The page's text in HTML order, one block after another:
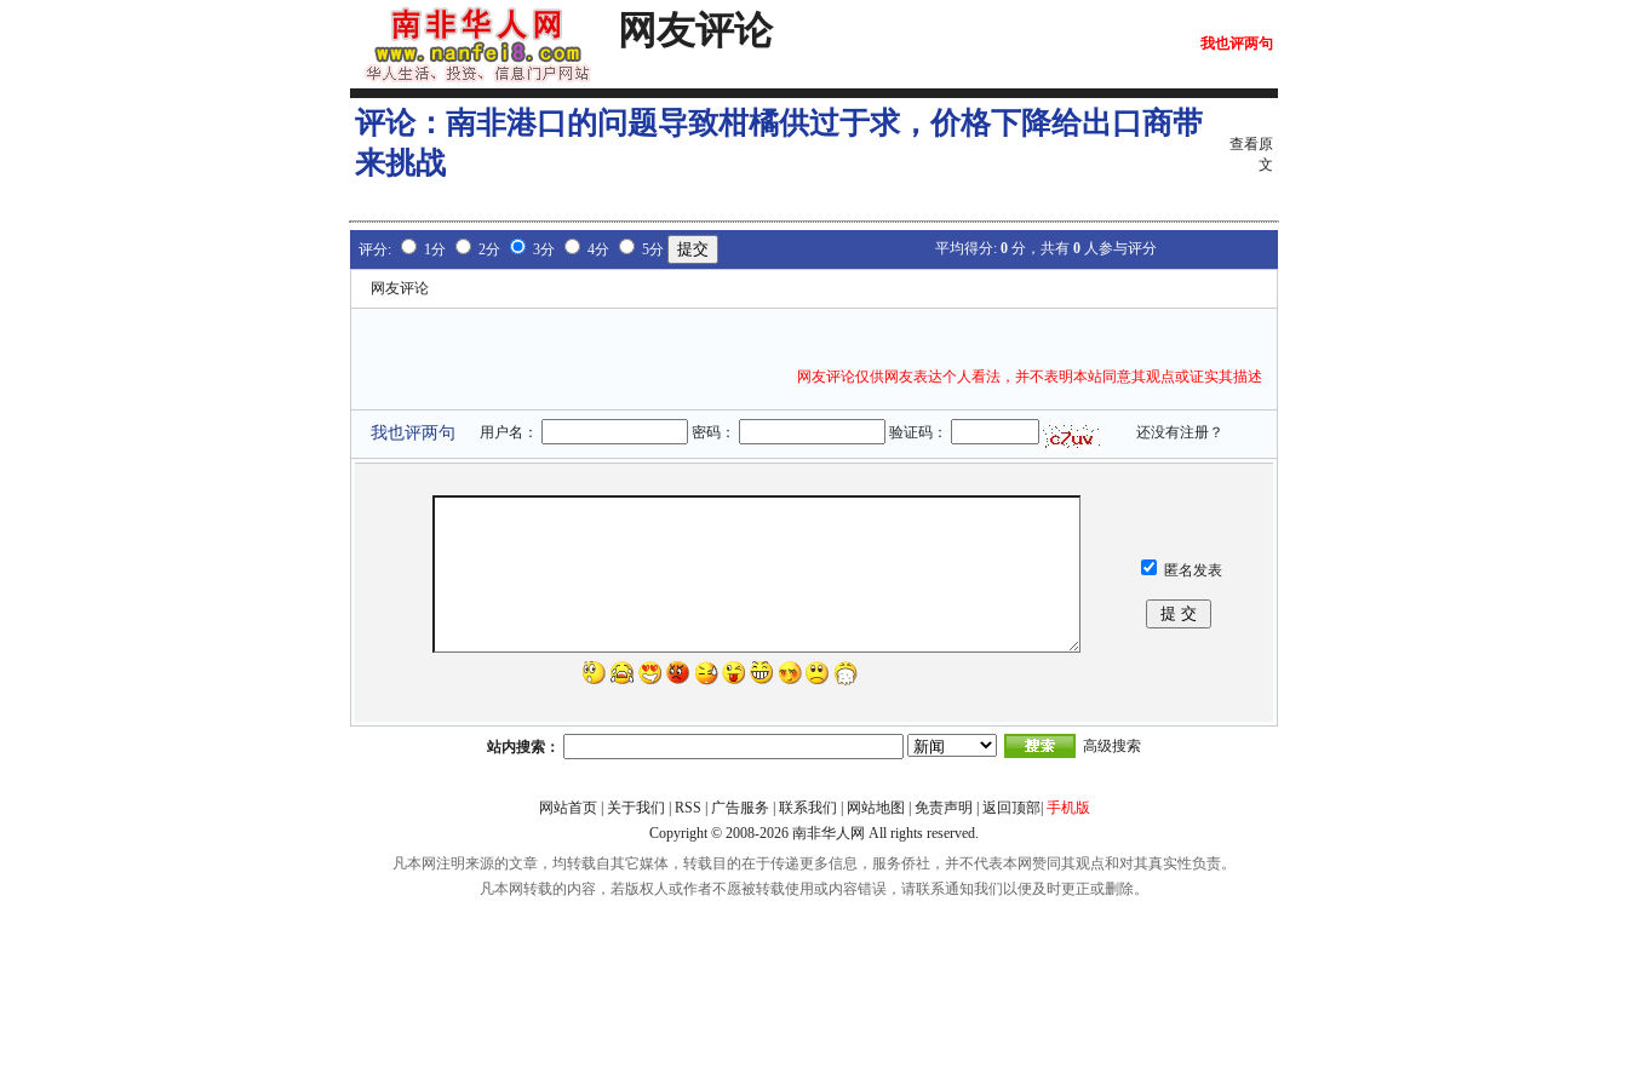
网友评论 我也评两句
评论： 南非港口的问题导致柑橘供过于求，价格下降给出口商带
来挑战
查看原
文
评分: 1分 2分 3分 4分 5分 平均得分: 0 分，共有 0 人参与评分
网友评论
网友评论仅供网友表达个人看法，并不表明本站同意其观点或证实其描述
我也评两句 用户名： 密码： 验证码： 还没有注册？
匿名发表
站内搜索： 高级搜索
网站首页| 关于我们 RSS 广告服务 联系我们 网站地图 免责声明 返回顶部| 手机版
Copyright © 2008-2026 南非华人网 All rights reserved.
凡本网注明来源的文章，均转载自其它媒体，转载目的在于传递更多信息，服务侨社，并不代表本网赞同其观点和对其真实性负责。
凡本网转载的内容，若版权人或作者不愿被转载使用或内容错误，请联系通知我们以便及时更正或删除。